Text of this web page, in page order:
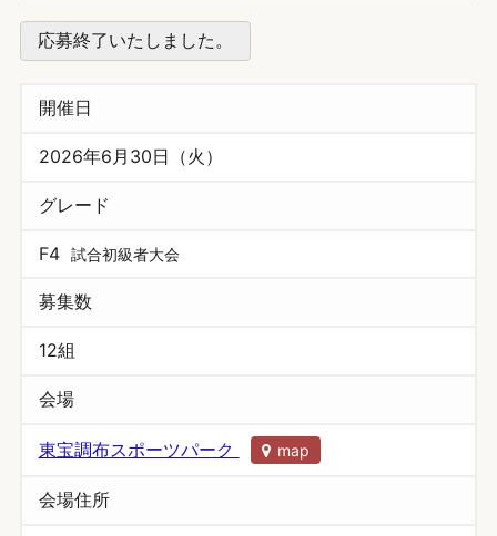
応募終了いたしました。
開催日
2026年6月30日（火）
グレード
F4 試合初級者大会
募集数
12組
会場
東宝調布スポーツパーク map
会場住所